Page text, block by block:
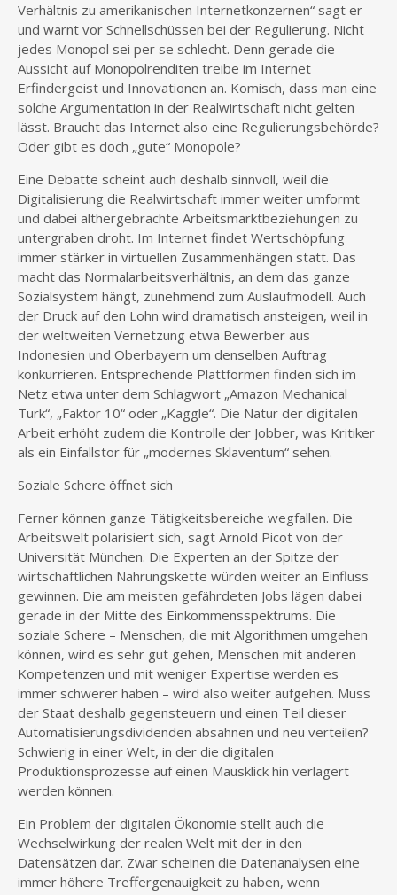
Verhältnis zu amerikanischen Internetkonzernen“ sagt er
und warnt vor Schnellschüssen bei der Regulierung. Nicht
jedes Monopol sei per se schlecht. Denn gerade die
Aussicht auf Monopolrenditen treibe im Internet
Erfindergeist und Innovationen an. Komisch, dass man eine
solche Argumentation in der Realwirtschaft nicht gelten
lässt. Braucht das Internet also eine Regulierungsbehörde?
Oder gibt es doch „gute“ Monopole?
Eine Debatte scheint auch deshalb sinnvoll, weil die
Digitalisierung die Realwirtschaft immer weiter umformt
und dabei althergebrachte Arbeitsmarktbeziehungen zu
untergraben droht. Im Internet findet Wertschöpfung
immer stärker in virtuellen Zusammenhängen statt. Das
macht das Normalarbeitsverhältnis, an dem das ganze
Sozialsystem hängt, zunehmend zum Auslaufmodell. Auch
der Druck auf den Lohn wird dramatisch ansteigen, weil in
der weltweiten Vernetzung etwa Bewerber aus
Indonesien und Oberbayern um denselben Auftrag
konkurrieren. Entsprechende Plattformen finden sich im
Netz etwa unter dem Schlagwort „Amazon Mechanical
Turk“, „Faktor 10“ oder „Kaggle“. Die Natur der digitalen
Arbeit erhöht zudem die Kontrolle der Jobber, was Kritiker
als ein Einfallstor für „modernes Sklaventum“ sehen.
Soziale Schere öffnet sich
Ferner können ganze Tätigkeitsbereiche wegfallen. Die
Arbeitswelt polarisiert sich, sagt Arnold Picot von der
Universität München. Die Experten an der Spitze der
wirtschaftlichen Nahrungskette würden weiter an Einfluss
gewinnen. Die am meisten gefährdeten Jobs lägen dabei
gerade in der Mitte des Einkommensspektrums. Die
soziale Schere – Menschen, die mit Algorithmen umgehen
können, wird es sehr gut gehen, Menschen mit anderen
Kompetenzen und mit weniger Expertise werden es
immer schwerer haben – wird also weiter aufgehen. Muss
der Staat deshalb gegensteuern und einen Teil dieser
Automatisierungsdividenden absahnen und neu verteilen?
Schwierig in einer Welt, in der die digitalen
Produktionsprozesse auf einen Mausklick hin verlagert
werden können.
Ein Problem der digitalen Ökonomie stellt auch die
Wechselwirkung der realen Welt mit der in den
Datensätzen dar. Zwar scheinen die Datenanalysen eine
immer höhere Treffergenauigkeit zu haben, wenn